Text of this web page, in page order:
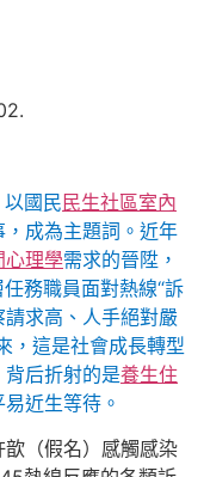
國民民生社區室內
成為主題詞。近年
心理學需求的晉陞，
務職員面對熱線“訴
求高、人手絕對嚴
，這是社會成長轉型
后折射的是養生住
近生等待。
（假名）感觸感染